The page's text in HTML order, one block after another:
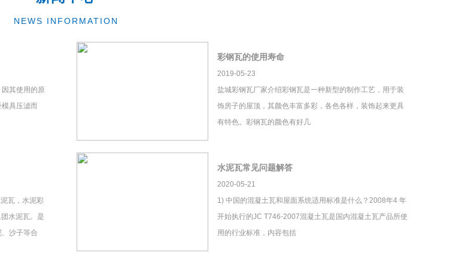
NEWS INFORMATION
其使用的原
具压滤而
彩钢瓦的使用寿命
2019-05-23
盐城彩钢瓦厂家介绍彩钢瓦是一种新型的制作工艺，用于装
饰房子的屋顶，其颜色丰富多彩，各色各样，装饰起来更具
有特色。彩钢瓦的颜色有好几
瓦，水泥彩
水泥瓦。是
沙子等合
水泥瓦常见问题解答
2020-05-21
1) 中国的混凝土瓦和屋面系统适用标准是什么？2008年4 年
开始执行的JC T746-2007混凝土瓦是国内混凝土瓦产品所使
用的行业标准，内容包括